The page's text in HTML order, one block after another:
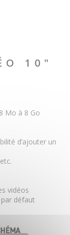
10"
Mo à 8 Go
d’ajouter un
vidéos
défaut